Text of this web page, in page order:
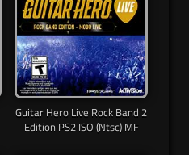
Guitar Hero Live Rock Band 2
Edition PS2 ISO (Ntsc) MF